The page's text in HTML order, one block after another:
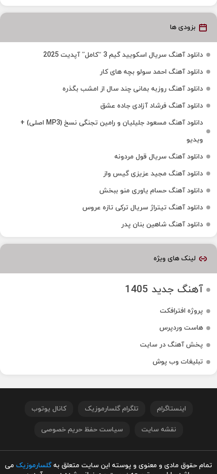
بزودی ها
دانلود آهنگ سریال اسکویید گیم 3 “کامل” آپدیت 2025
دانلود آهنگ احمد سولو بچه های کار
دانلود آهنگ روزبه بمانی چند سال از امشب بگذره
دانلود آهنگ فرشاد آزادی جاده عشق
دانلود آهنگ مسعود جلیلیان و رامین تجنگی نسخ (MP3 اصلی) +
ویدیو
دانلود آهنگ سریال قول مردونه
دانلود آهنگ مجید عزیزی گیس واز
دانلود آهنگ حسام یاوری منو ببخش
دانلود آهنگ تیتراژ سریال ترکی تازه عروس
دانلود آهنگ شاهین بنان پدر
لینک های ویژه
آهنگ جدید 1405
پروژه افترافکت
هاست وردپرس
پخش آهنگ در سایت
تبلیغات وب پوش
اینستاگرام تلگرام گلسارموزیک کانال یوتوب
نقشه سایت سیاست حفظ حریم خصوصی
تمام حقوق مادی و معنوی و پوسته این سایت متعلق بهگلسارموزیک می